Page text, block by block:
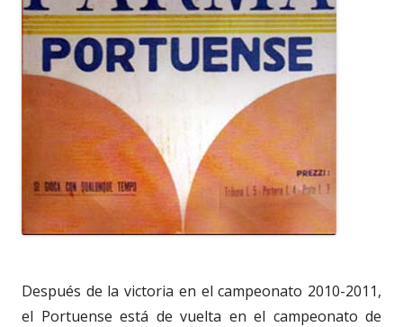
Después de la victoria en el campeonato 2010-2011,
el Portuense está de vuelta en el campeonato de